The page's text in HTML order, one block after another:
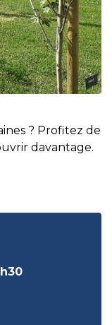
? Profitez de
davantage.